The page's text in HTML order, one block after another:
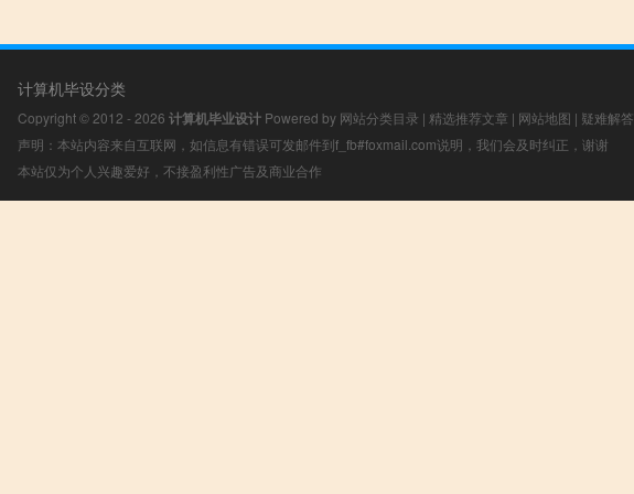
计算机毕设分类
Copyright © 2012 - 2026 计算机毕业设计 Powered by 网站分类目录 | 精选推荐文章 | 网站地图 | 疑难解答
声明：本站内容来自互联网，如信息有错误可发邮件到f_fb#foxmail.com说明，我们会及时纠正，谢谢
本站仅为个人兴趣爱好，不接盈利性广告及商业合作